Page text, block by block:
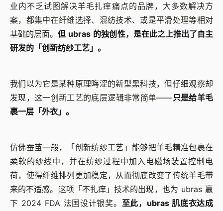
业内不乏试图解决羊毛扎痒痛点的品牌，大多数解决方
案，都集中在纤维选择、混纺技术、或是平滑处理等相对
基础的层面。但 ubras 的独创性，是在此之上推出了自主
研发的「创新纺纱工艺」。
我们以为它是某种原理晦涩的新型黑科技，但仔细观察却
发现，这一创新工艺的底层逻辑非常简单——只是给羊毛
裹一层「外衣」。
仿佛蚕茧一般，「创新纺纱工艺」能够把羊毛精准包裹在
柔软的纱线中，并在纺纱过程中加入电磁场装置控制电
荷，使得纤维排列更加稳定，从而彻底改变了传统羊毛带
来的不适感。这项「不扎痒」技术的出现，也为 ubras 赢
下 2024 FDA 法国设计银奖。 至此，ubras 肌底衣达成